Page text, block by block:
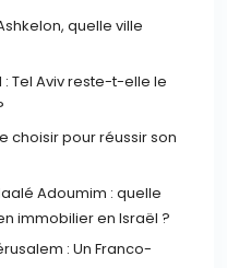
quelle ville
Tel Aviv reste-t-elle le
choisir pour réussir son
Adoumim : quelle
immobilier en Israël ?
: Un Franco-